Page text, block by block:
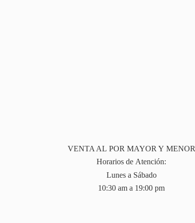
VENTA AL POR MAYOR Y MENOR
Horarios de Atención:
Lunes a Sábado
10:30 am a 19:00 pm